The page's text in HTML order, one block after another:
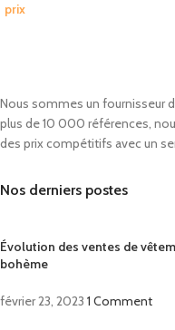
prix
Nous sommes un fournisseur
plus de 10 000 références,
des prix compétitifs avec un
Nos derniers postes
Évolution des ventes de
bohème
février 23, 2023 1 Comment